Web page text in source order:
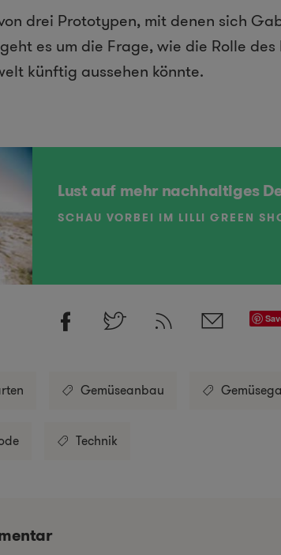
drei Prototypen, mit denen sich
es um die Frage, wie die Rolle des
künftig aussehen könnte.
Lust auf mehr nachhaltiges
SCHAU VORBEI IM LILLI GREEN
Gemüseanbau
Technik